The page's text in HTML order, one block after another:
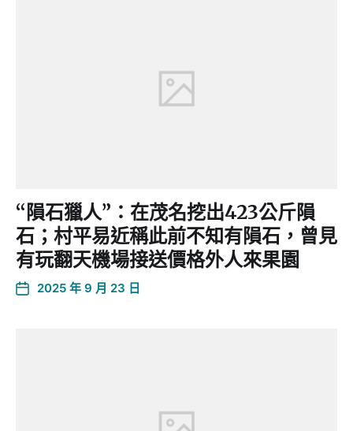
“隕石獵人”：在茂名挖出423公斤隕
石；村平易近稱此前不知有隕石，曾見
有玩翻天機場接送價格外人來果園
2025 年 9 月 23 日